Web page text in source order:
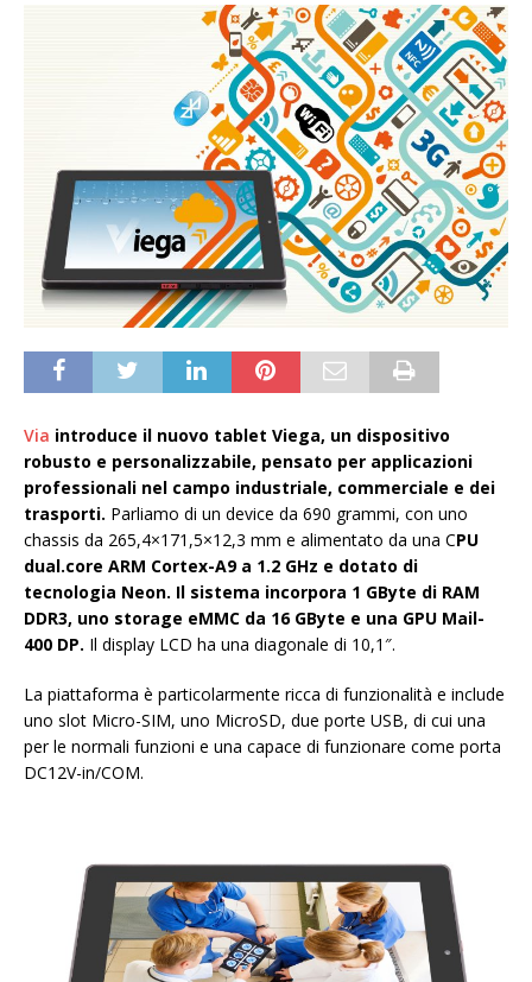
Via introduce il nuovo tablet Viega, un dispositivo
robusto e personalizzabile, pensato per applicazioni
professionali nel campo industriale, commerciale e dei
trasporti. Parliamo di un device da 690 grammi, con uno
chassis da 265,4×171,5×12,3 mm e alimentato da una CPU
dual.core ARM Cortex-A9 a 1.2 GHz e dotato di
tecnologia Neon. Il sistema incorpora 1 GByte di RAM
DDR3, uno storage eMMC da 16 GByte e una GPU Mail-
400 DP. Il display LCD ha una diagonale di 10,1″.
La piattaforma è particolarmente ricca di funzionalità e include
uno slot Micro-SIM, uno MicroSD, due porte USB, di cui una
per le normali funzioni e una capace di funzionare come porta
DC12V-in/COM.